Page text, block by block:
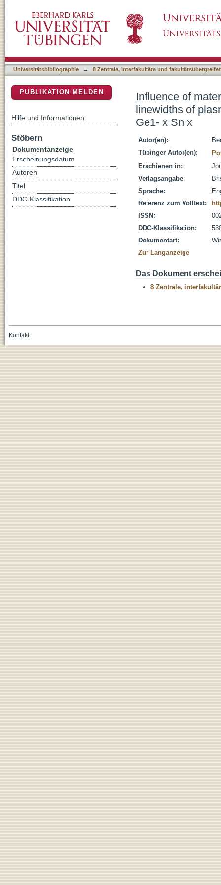
gratings made from highly doped Ge1- x Sn
Universitätsbibliographie → 8 Zentrale, interfakultäre und
Influence of
linewidths of
Ge1- x Sn x
Autor(en):
Tübinger Autor(en):
Erschienen in:
Verlagsangabe:
Sprache:
Referenz zum Volltext:
ISSN:
DDC-Klassifikation:
Dokumentart:
Zur Langanzeige
Das Dokument
8 Zentrale,
PUBLIKATION MELDEN
Hilfe und Informationen
Stöbern
Dokumentanzeige
Erscheinungsdatum
Autoren
Titel
DDC-Klassifikation
Kontakt